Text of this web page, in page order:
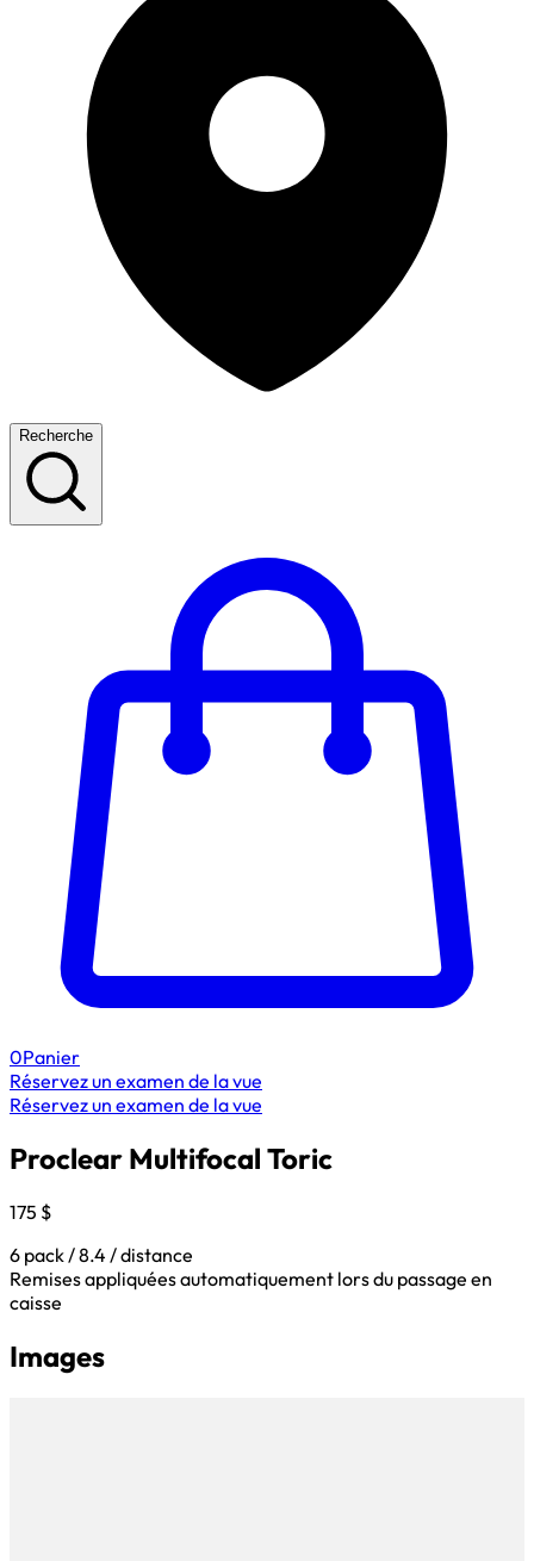
Recherche
0Panier
Réservez un examen de la vue
Réservez un examen de la vue
Proclear Multifocal Toric
175 $
6 pack / 8.4 / distance
Remises appliquées automatiquement lors du passage en
caisse
Images